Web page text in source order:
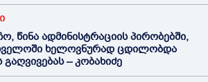
წინა ადმინისტრაციის პირობებში,
ხელოვნურად ცდილობდა
– კობახიძე